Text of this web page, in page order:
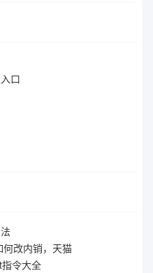
口
改内销，天猫
令大全